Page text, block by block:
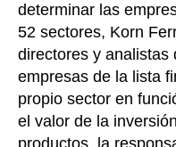
determinar las
52 sectores, Korn
directores y analistas
empresas de la lista
propio sector en
el valor de la